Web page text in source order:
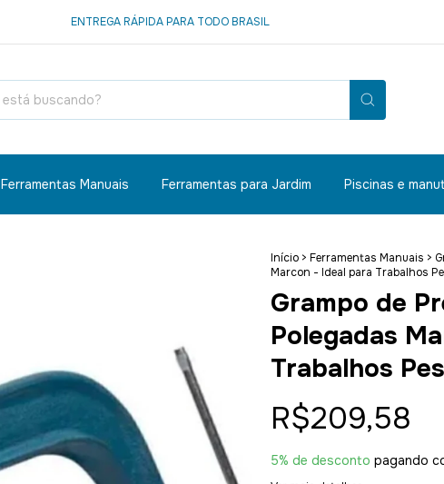
ENTREGA RÁPIDA PARA TODO BRASIL
Ferramentas Manuais Ferramentas para Jardim Piscinas e
Início > Ferramentas Manuais >
Marcon - Ideal para Trabalhos
Grampo de
Polegadas
Trabalhos
R$209,58
5% de desconto pagando